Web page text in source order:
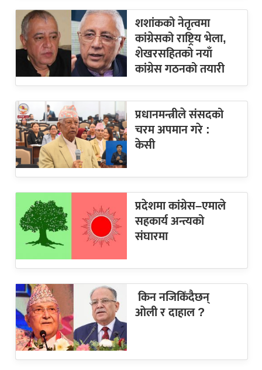
शशांकको नेतृत्वमा
कांग्रेसको राष्ट्रिय भेला,
शेखरसहितको नयाँ
कांग्रेस गठनको तयारी
प्रधानमन्त्रीले संसदको
चरम अपमान गरे :
केसी
प्रदेशमा कांग्रेस–एमाले
सहकार्य अन्त्यको
संघारमा
किन नजिकिँदैछन्
ओली र दाहाल ?